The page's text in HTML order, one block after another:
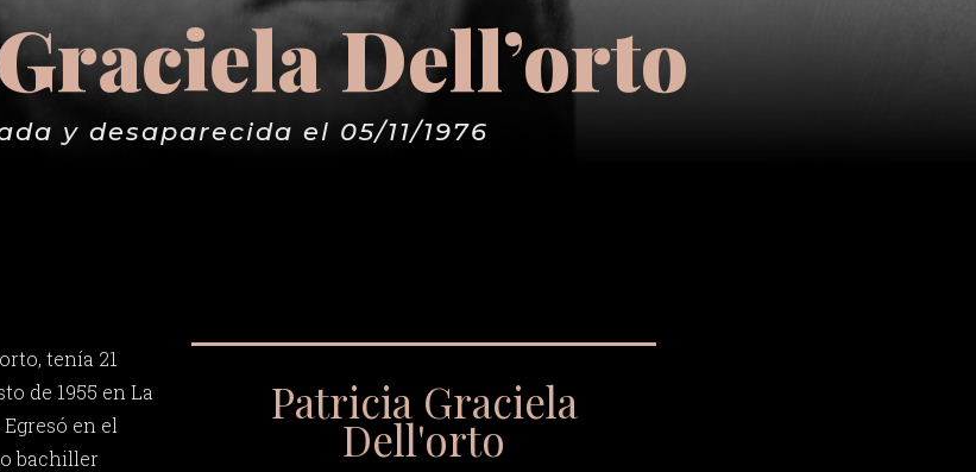
Dell’orto
y desaparecida el 05/11/1976
tenía 21
de 1955 en La
en el
bachiller
Patricia Graciela
Dell'orto